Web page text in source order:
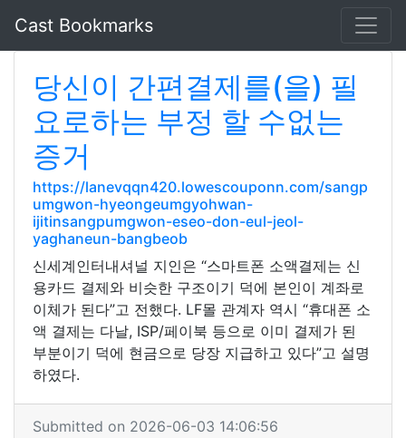
Cast Bookmarks
당신이 간편결제를(을) 필
요로하는 부정 할 수없는
증거
https://lanevqqn420.lowescouponn.com/sangp
umgwon-hyeongeumgyohwan-
ijitinsangpumgwon-eseo-don-eul-jeol-
yaghaneun-bangbeob
신세계인터내셔널 지인은 “스마트폰 소액결제는 신
용카드 결제와 비슷한 구조이기 덕에 본인이 계좌로
이체가 된다”고 전했다. LF몰 관계자 역시 “휴대폰 소
액 결제는 다날, ISP/페이북 등으로 이미 결제가 된
부분이기 덕에 현금으로 당장 지급하고 있다”고 설명
하였다.
Submitted on 2026-06-03 14:06:56